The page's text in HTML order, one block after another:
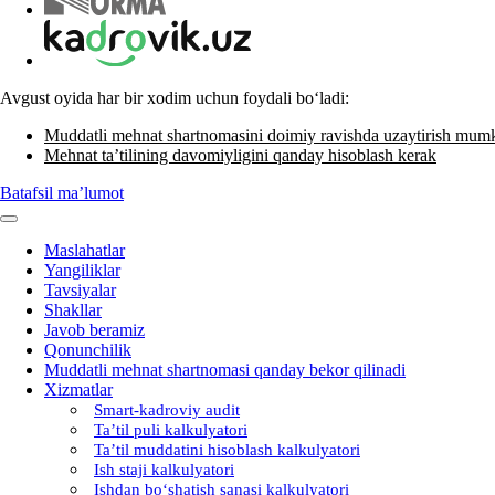
Avgust oyida har bir хodim uchun foydali boʻladi:
Muddatli mehnat shartnomasini doimiy ravishda uzaytirish
Mehnat ta’tilining davomiyligini qanday hisoblash kerak
Batafsil ma’lumot
Maslahatlar
Yangiliklar
Tavsiyalar
Shakllar
Javob beramiz
Qonunchilik
Muddatli mehnat shartnomasi qanday bekor qilinadi
Xizmatlar
Smart-kadroviy audit
Ta’til puli kalkulyatori
Ta’til muddatini hisoblash kalkulyatori
Ish staji kalkulyatori
Ishdan boʻshatish sanasi kalkulyatori